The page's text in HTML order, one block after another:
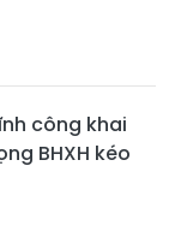
công khai
BHXH kéo